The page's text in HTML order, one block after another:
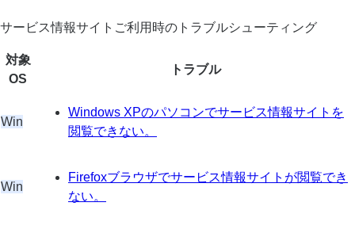
サービス情報サイトご利用時のトラブルシューティング
対象
OS
トラブル
Win
Windows XPのパソコンでサービス情報サイトを
閲覧できない。
Win
Firefoxブラウザでサービス情報サイトが閲覧でき
ない。